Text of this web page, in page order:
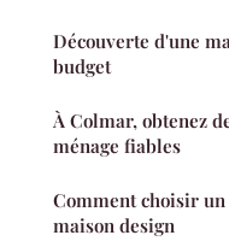
Découverte d'une
budget
À Colmar, obtenez
ménage fiables
Comment choisir
maison design